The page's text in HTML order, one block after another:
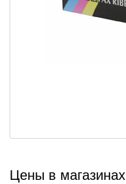
Цены в магазинах